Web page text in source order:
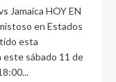
Jamaica HOY EN
en Estados
esta
este sábado 11 de